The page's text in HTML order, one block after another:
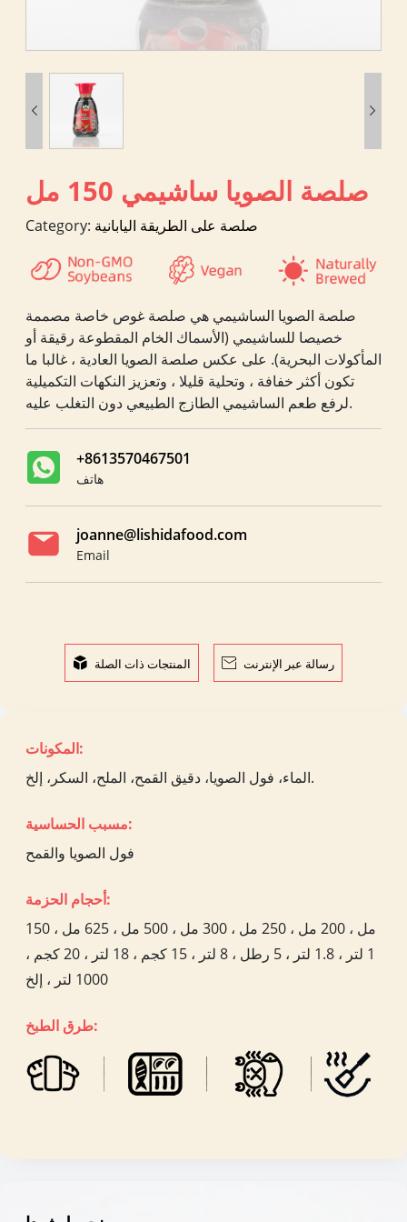
 
صلصة الصويا ساشيمي 150 مل
Category: صلصة على الطريقة اليابانية
صلصة الصويا الساشيمي هي صلصة غوص خاصة مصممة
خصيصا للساشيمي (الأسماك الخام المقطوعة رقيقة أو
المأكولات البحرية). على عكس صلصة الصويا العادية ، غالبا ما
تكون أكثر خفافة ، وتحلية قليلا ، وتعزيز النكهات التكميلية
لرفع طعم الساشيمي الطازج الطبيعي دون التغلب عليه.
+8613570467501
هاتف
joanne@lishidafood.com
Email
 المنتجات ذات الصلة  رسالة عبر الإنترنت
المكونات:
الماء، فول الصويا، دقيق القمح، الملح، السكر، إلخ.
مسبب الحساسية:
فول الصويا والقمح
أحجام الحزمة:
150 مل ، 200 مل ، 250 مل ، 300 مل ، 500 مل ، 625 مل ،
1 لتر ، 1.8 لتر ، 5 رطل ، 8 لتر ، 15 كجم ، 18 لتر ، 20 كجم ،
1000 لتر ، إلخ
طرق الطبخ: